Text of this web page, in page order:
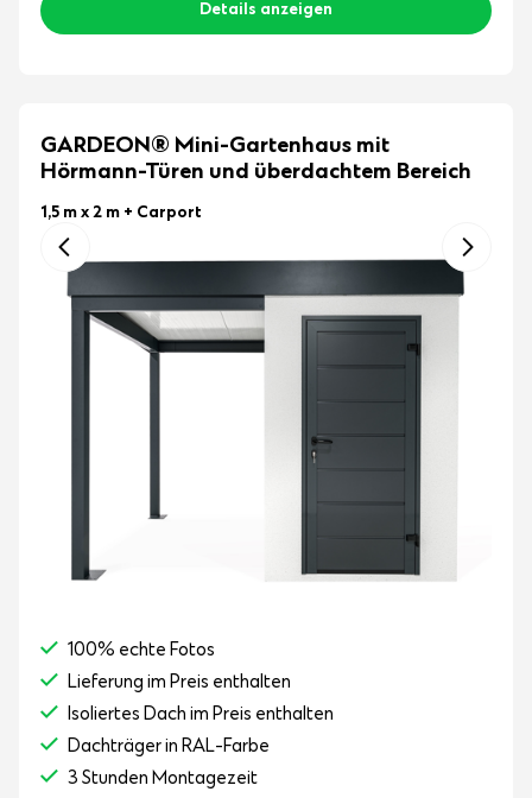
Details anzeigen
GARDEON® Mini-Gartenhaus mit
Hörmann-Türen und überdachtem Bereich
1,5 m x 2 m + Carport
100% echte Fotos
Lieferung im Preis enthalten
Isoliertes Dach im Preis enthalten
Dachträger in RAL-Farbe
3 Stunden Montagezeit